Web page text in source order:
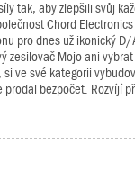
tak, aby zlepšili svůj
Chord Electronics
pro dnes už ikonický D/
zesilovač Mojo ani vybrat
ve své kategorii
bezpočet. Rozvíjí